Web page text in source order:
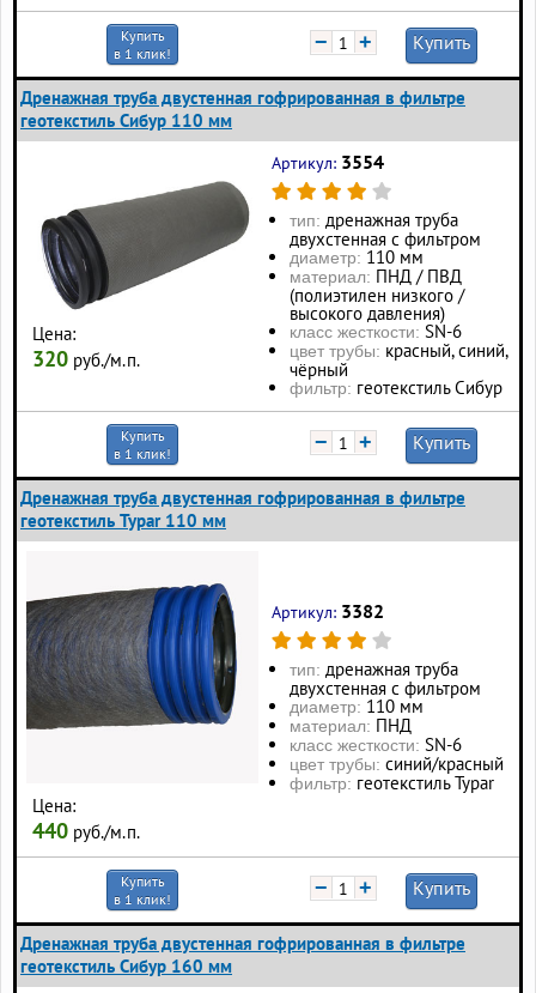
Купить
в 1 клик!
− + Купить
Дренажная труба двустенная гофрированная в фильтре
геотекстиль Сибур 110 мм
Цена:
320 руб./м.п.
Артикул: 3554
тип: дренажная труба
двухстенная с фильтром
диаметр: 110 мм
материал: ПНД / ПВД
(полиэтилен низкого /
высокого давления)
класс жесткости: SN-6
цвет трубы: красный, синий,
чёрный
фильтр: геотекстиль Сибур
Купить
в 1 клик!
− + Купить
Дренажная труба двустенная гофрированная в фильтре
геотекстиль Typar 110 мм
Цена:
440 руб./м.п.
Артикул: 3382
тип: дренажная труба
двухстенная с фильтром
диаметр: 110 мм
материал: ПНД
класс жесткости: SN-6
цвет трубы: синий/красный
фильтр: геотекстиль Typar
Купить
в 1 клик!
− + Купить
Дренажная труба двустенная гофрированная в фильтре
геотекстиль Сибур 160 мм